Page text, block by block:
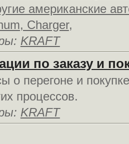
американские
Charger,
KRAFT
по заказу и
о перегоне и
процессов.
KRAFT